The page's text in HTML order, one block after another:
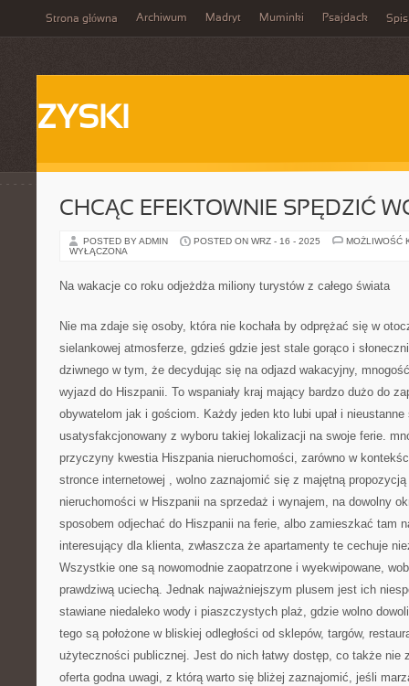
Strona główna Archiwum Madryt Muminki Psajdack Spis
ZYSKI
CHCĄC EFEKTOWNIE SPĘDZIĆ
POSTED BY ADMIN POSTED ON WRZ - 16 - 2025
MOŻLIWOŚĆ
WYŁĄCZONA
Na wakacje co roku odjeżdża miliony turystów z całego świata
Nie ma zdaje się osoby, która nie kochała by odprężać się w
sielankowej atmosferze, gdzieś gdzie jest stale gorąco i
dziwnego w tym, że decydując się na odjazd wakacyjny,
wyjazd do Hiszpanii. To wspaniały kraj mający bardzo dużo do
obywatelom jak i gościom. Każdy jeden kto lubi upał i nieustanne
usatysfakcjonowany z wyboru takiej lokalizacji na swoje ferie.
przyczyny kwestia Hiszpania nieruchomości, zarówno w
stronce internetowej , wolno zaznajomić się z majętną
nieruchomości w Hiszpanii na sprzedaż i wynajem, na dowolny
sposobem odjechać do Hiszpanii na ferie, albo zamieszkać tam
interesujący dla klienta, zwłaszcza że apartamenty te cechuje
Wszystkie one są nowomodnie zaopatrzone i wyekwipowane,
prawdziwą uciechą. Jednak najważniejszym plusem jest ich
stawiane niedaleko wody i piaszczystych plaż, gdzie wolno
tego są położone w bliskiej odległości od sklepów, targów,
użyteczności publicznej. Jest do nich łatwy dostęp, co także nie
oferta godna uwagi, z którą warto się bliżej zaznajomić, jeśli